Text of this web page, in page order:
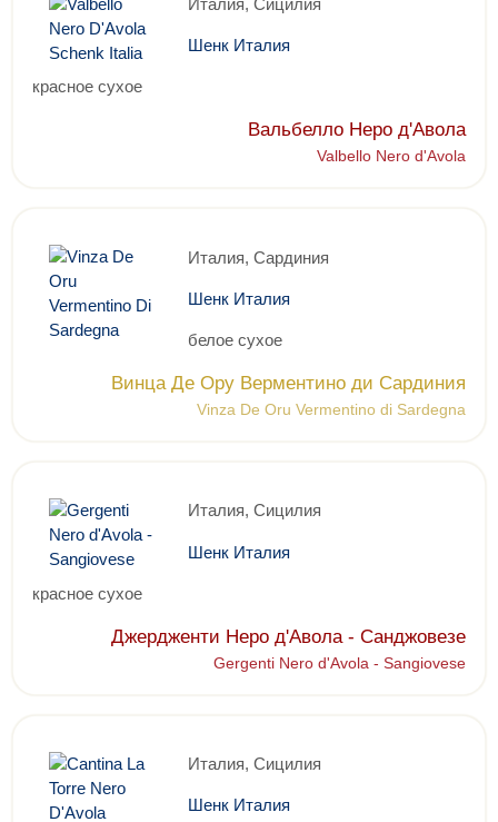
Шенк Италия
красное сухое
Вальбелло Неро д'Авола
Valbello Nero d'Avola
Италия, Сардиния
Шенк Италия
белое сухое
Винца Де Ору Верментино ди Сардиния
Vinza De Oru Vermentino di Sardegna
Италия, Сицилия
Шенк Италия
красное сухое
Джердженти Неро д'Авола - Санджовезе
Gergenti Nero d'Avola - Sangiovese
Италия, Сицилия
Шенк Италия